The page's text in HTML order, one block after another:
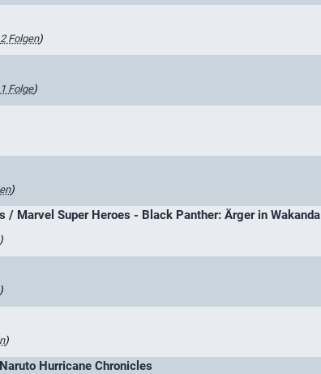
2 Folgen)
1 Folge)
)
/ Marvel Super Heroes - Black Panther: Ärger in Wakanda
)
)
)
Hurricane Chronicles